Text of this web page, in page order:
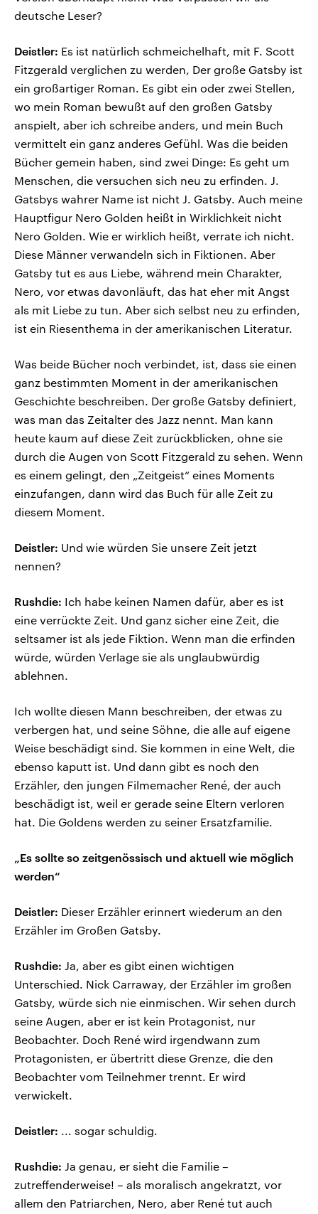
deutsche Leser?
Deistler: Es ist natürlich schmeichelhaft, mit F. Scott
Fitzgerald verglichen zu werden, Der große Gatsby ist
ein großartiger Roman. Es gibt ein oder zwei Stellen,
wo mein Roman bewußt auf den großen Gatsby
anspielt, aber ich schreibe anders, und mein Buch
vermittelt ein ganz anderes Gefühl. Was die beiden
Bücher gemein haben, sind zwei Dinge: Es geht um
Menschen, die versuchen sich neu zu erfinden. J.
Gatsbys wahrer Name ist nicht J. Gatsby. Auch meine
Hauptfigur Nero Golden heißt in Wirklichkeit nicht
Nero Golden. Wie er wirklich heißt, verrate ich nicht.
Diese Männer verwandeln sich in Fiktionen. Aber
Gatsby tut es aus Liebe, während mein Charakter,
Nero, vor etwas davonläuft, das hat eher mit Angst
als mit Liebe zu tun. Aber sich selbst neu zu erfinden,
ist ein Riesenthema in der amerikanischen Literatur.
Was beide Bücher noch verbindet, ist, dass sie einen
ganz bestimmten Moment in der amerikanischen
Geschichte beschreiben. Der große Gatsby definiert,
was man das Zeitalter des Jazz nennt. Man kann
heute kaum auf diese Zeit zurückblicken, ohne sie
durch die Augen von Scott Fitzgerald zu sehen. Wenn
es einem gelingt, den „Zeitgeist“ eines Moments
einzufangen, dann wird das Buch für alle Zeit zu
diesem Moment.
Deistler: Und wie würden Sie unsere Zeit jetzt
nennen?
Rushdie: Ich habe keinen Namen dafür, aber es ist
eine verrückte Zeit. Und ganz sicher eine Zeit, die
seltsamer ist als jede Fiktion. Wenn man die erfinden
würde, würden Verlage sie als unglaubwürdig
ablehnen.
Ich wollte diesen Mann beschreiben, der etwas zu
verbergen hat, und seine Söhne, die alle auf eigene
Weise beschädigt sind. Sie kommen in eine Welt, die
ebenso kaputt ist. Und dann gibt es noch den
Erzähler, den jungen Filmemacher René, der auch
beschädigt ist, weil er gerade seine Eltern verloren
hat. Die Goldens werden zu seiner Ersatzfamilie.
„Es sollte so zeitgenössisch und aktuell wie möglich
werden“
Deistler: Dieser Erzähler erinnert wiederum an den
Erzähler im Großen Gatsby.
Rushdie: Ja, aber es gibt einen wichtigen
Unterschied. Nick Carraway, der Erzähler im großen
Gatsby, würde sich nie einmischen. Wir sehen durch
seine Augen, aber er ist kein Protagonist, nur
Beobachter. Doch René wird irgendwann zum
Protagonisten, er übertritt diese Grenze, die den
Beobachter vom Teilnehmer trennt. Er wird
verwickelt.
Deistler: ... sogar schuldig.
Rushdie: Ja genau, er sieht die Familie –
zutreffenderweise! – als moralisch angekratzt, vor
allem den Patriarchen, Nero, aber René tut auch